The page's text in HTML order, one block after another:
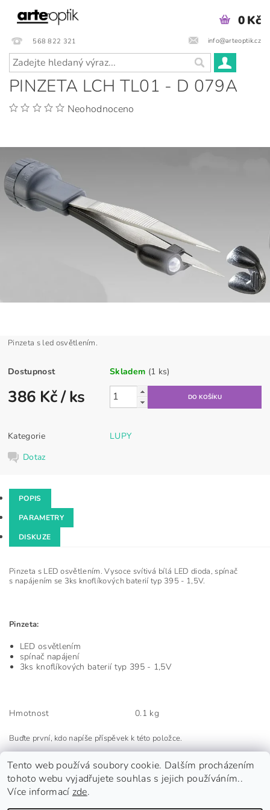
568 822 321 info@arteoptik.cz
0 Kč
PINZETA LCH TL01 - D 079A
Neohodnoceno
Pinzeta s led osvětlením.
Dostupnost Skladem (1 ks)
386 Kč/ ks
Kategorie
LUPY
Dotaz
POPIS
PARAMETRY
DISKUZE
Pinzeta s LED osvětlením. Vysoce svítivá bílá LED dioda, spínač
s napájením se 3ks knoflíkových baterií typ 395 - 1,5V.
Pinzeta:
LED osvětlením
spínač napájení
3ks knoflíkových baterií typ 395 - 1,5V
Hmotnost 0.1 kg
Buďte první, kdo napíše příspěvek k této položce.
Přidat komentář
Tento web používá soubory cookie. Dalším procházením
tohoto webu vyjadřujete souhlas s jejich používáním..
Více informací zde.